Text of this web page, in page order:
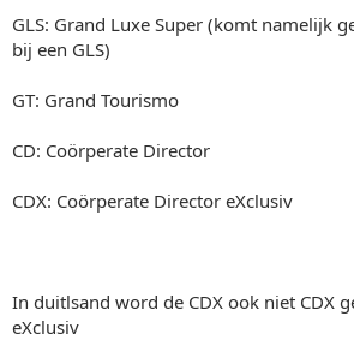
GLS: Grand Luxe Super (komt namelijk
bij een GLS)
GT: Grand Tourismo
CD: Coörperate Director
CDX: Coörperate Director eXclusiv
In duitlsand word de CDX ook niet CDX
eXclusiv